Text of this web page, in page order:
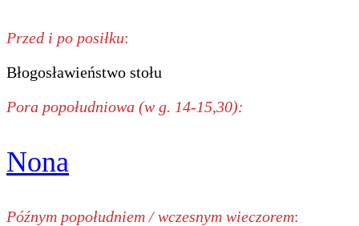
Przed i po posiłku:
Błogosławieństwo stołu
Pora popołudniowa (w g. 14-15,30):
Nona
Późnym popołudniem / wczesnym wieczorem: